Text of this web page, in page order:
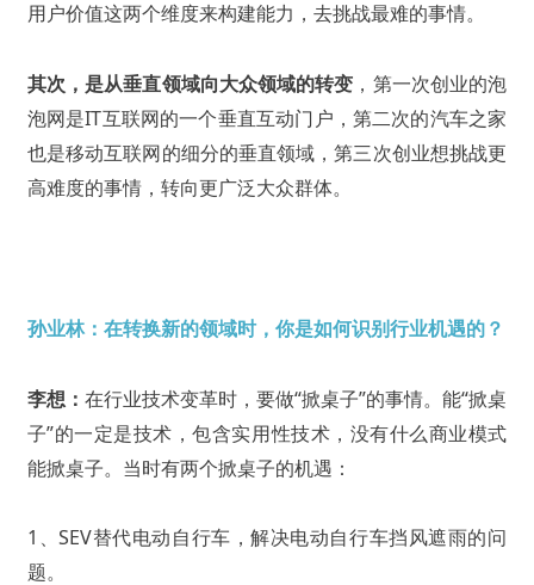
用户价值这两个维度来构建能力，去挑战最难的事情。
其次，是从垂直领域向大众领域的转变 ，第一次创业的泡
泡网是IT互联网的一个垂直互动门户，第二次的汽车之家
也是移动互联网的细分的垂直领域，第三次创业想挑战更
高难度的事情，转向更广泛大众群体。
孙业林：在转换新的领域时，你是如何识别行业机遇的？
李想： 在行业技术变革时，要做“掀桌子”的事情。能“掀桌
子”的一定是技术，包含实用性技术，没有什么商业模式
能掀桌子。当时有两个掀桌子的机遇：
1、SEV替代电动自行车，解决电动自行车挡风遮雨的问
题。